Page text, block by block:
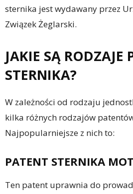
sternika jest wydawany przez
Związek Żeglarski.
JAKIE SĄ RODZAJE
STERNIKA?
W zależności od rodzaju
kilka różnych rodzajów
Najpopularniejsze z nich to:
PATENT STERNIKA
Ten patent uprawnia do